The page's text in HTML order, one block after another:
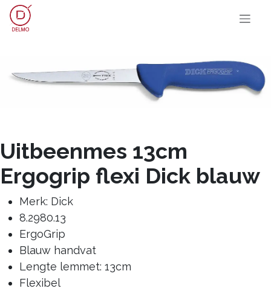
OVERSLAAN NAAR INHOUD
Uitbeenmes 13cm
Ergogrip flexi Dick blauw
Merk: Dick
8.2980.13
ErgoGrip
Blauw handvat
Lengte lemmet: 13cm
Flexibel